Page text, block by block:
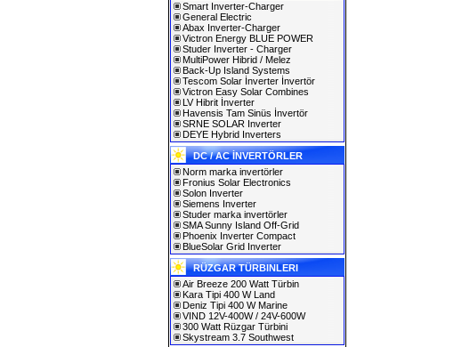
Smart Inverter-Charger
General Electric
Abax Inverter-Charger
Victron Energy BLUE POWER
Studer Inverter - Charger
MultiPower Hibrid / Melez
Back-Up Island Systems
Tescom Solar İnverter İnvertör
Victron Easy Solar Combines
LV Hibrit İnverter
Havensis Tam Sinüs İnvertör
SRNE SOLAR Inverter
DEYE Hybrid Inverters
DC / AC İNVERTÖRLER
Norm marka invertörler
Fronius Solar Electronics
Solon Inverter
Siemens Inverter
Studer marka invertörler
SMA Sunny Island Off-Grid
Phoenix Inverter Compact
BlueSolar Grid Inverter
RÜZGAR TÜRBINLERI
Air Breeze 200 Watt Türbin
Kara Tipi 400 W Land
Deniz Tipi 400 W Marine
VIND 12V-400W / 24V-600W
300 Watt Rüzgar Türbini
Skystream 3.7 Southwest